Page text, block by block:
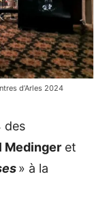
d’Arles 2024
des
Medinger et
» à la